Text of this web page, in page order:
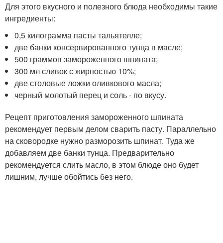
Для этого вкусного и полезного блюда необходимы такие
ингредиенты:
0,5 килограмма пасты тальятелле;
две банки консервированного тунца в масле;
500 граммов замороженного шпината;
300 мл сливок с жирностью 10%;
две столовые ложки оливкового масла;
черный молотый перец и соль - по вкусу.
Рецепт приготовления замороженного шпината
рекомендует первым делом сварить пасту. Параллельно
на сковородке нужно разморозить шпинат. Туда же
добавляем две банки тунца. Предварительно
рекомендуется слить масло, в этом блюде оно будет
лишним, лучше обойтись без него.